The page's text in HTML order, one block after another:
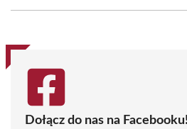
(Twitter)
Dołącz do nas na Facebooku!